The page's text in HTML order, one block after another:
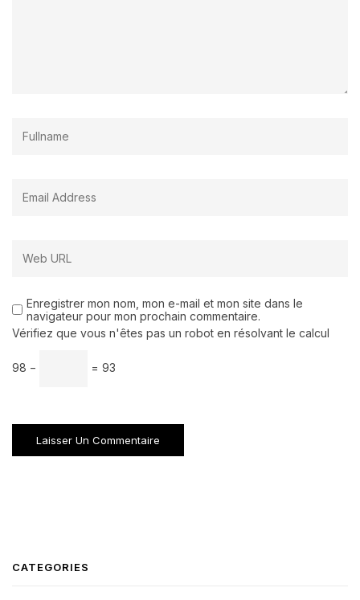
Enregistrer mon nom, mon e-mail et mon site dans le
navigateur pour mon prochain commentaire.
Vérifiez que vous n'êtes pas un robot en résolvant le calcul
98 − = 93
CATEGORIES